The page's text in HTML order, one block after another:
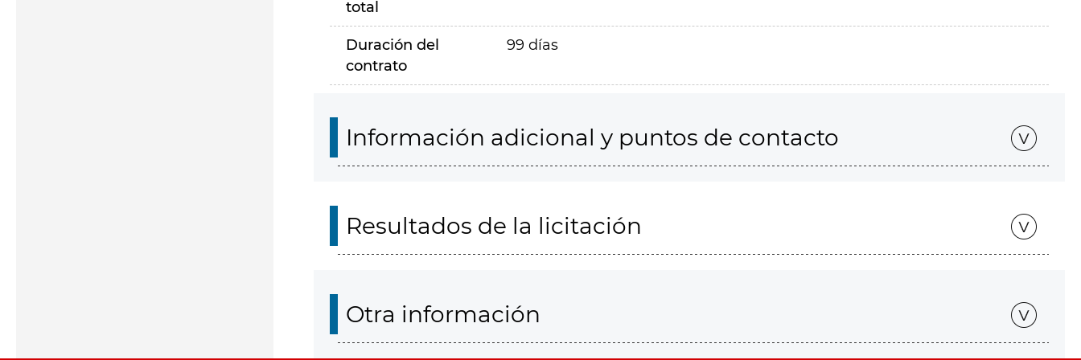
total
Duración del
contrato
99 días
Información adicional y puntos de contacto
Resultados de la licitación
Otra información